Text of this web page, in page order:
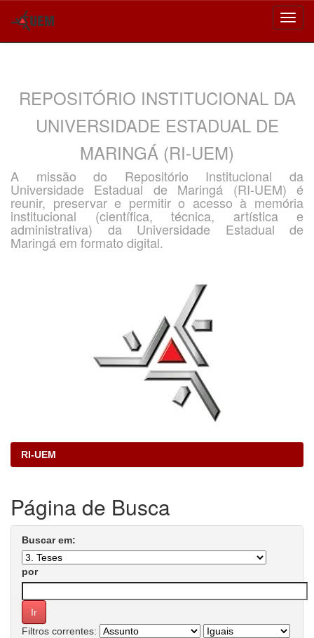
REPOSITÓRIO INSTITUCIONAL DA
UNIVERSIDADE ESTADUAL DE
MARINGÁ (RI-UEM)
A missão do Repositório Institucional da
Universidade Estadual de Maringá (RI-UEM) é
reunir, preservar e permitir o acesso à memória
institucional (científica, técnica, artística e
administrativa) da Universidade Estadual de
Maringá em formato digital.
RI-UEM
Página de Busca
Buscar em:
por
Filtros correntes: